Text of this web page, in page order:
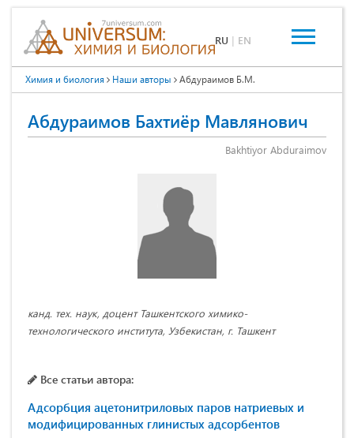
RU | EN
Химия и биология Наши авторы Абдураимов Б.М.
Абдураимов Бахтиёр Мавлянович
Bakhtiyor Abduraimov
канд. тех. наук, доцент Ташкентского химико-
технологического института, Узбекистан, г. Ташкент
Все статьи автора:
Адсорбция ацетонитриловых паров натриевых и
модифицированных глинистых адсорбентов